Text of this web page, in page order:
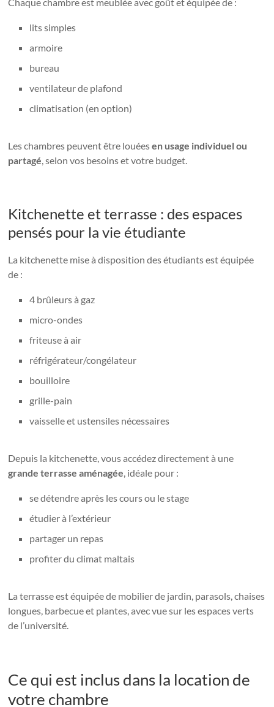
lits simples
armoire
bureau
ventilateur de plafond
climatisation (en option)
Les chambres peuvent être louéesen usage individuel ou
partagé, selon vos besoins et votre budget.
Kitchenette et terrasse : des espaces
pensés pour la vie étudiante
La kitchenette mise à disposition des étudiants est équipée
de :
4 brûleurs à gaz
micro-ondes
friteuse à air
réfrigérateur/congélateur
bouilloire
grille-pain
vaisselle et ustensiles nécessaires
Depuis la kitchenette, vous accédez directement à une
grande terrasse aménagée, idéale pour :
se détendre après les cours ou le stage
étudier à l’extérieur
partager un repas
profiter du climat maltais
La terrasse est équipée de mobilier de jardin, parasols, chaises
longues, barbecue et plantes, avec vue sur les espaces verts
de l’université.
Ce qui est inclus dans la location de
votre chambre